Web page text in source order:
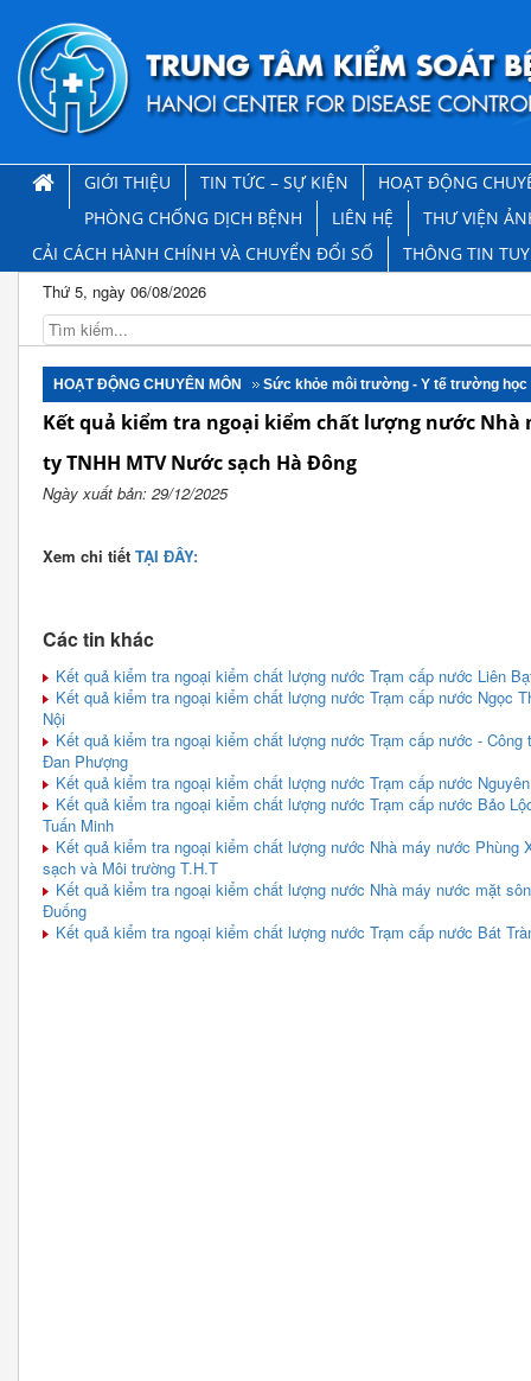
GIỚI THIỆU TIN TỨC – SỰ KIỆN
HOẠT ĐỘNG
PHÒNG CHỐNG DỊCH BỆNH
LIÊN HỆ
THƯ VIỆN
CẢI CÁCH HÀNH CHÍNH VÀ CHUYỂN ĐỔI SỐ
THÔNG TIN
Thứ 5, ngày 06/08/2026
HOẠT ĐỘNG CHUYÊN MÔN Sức khỏe môi trường - Y tế trường học
Kết quả kiểm tra ngoại kiểm chất lượng nước Nhà
ty TNHH MTV Nước sạch Hà Đông
Ngày xuất bản: 29/12/2025
Xem chi tiết TẠI ĐÂY:
Các tin khác
Kết quả kiểm tra ngoại kiểm chất lượng nước Trạm cấp nước Liên
Kết quả kiểm tra ngoại kiểm chất lượng nước Trạm cấp nước Ngọc
Nội
Kết quả kiểm tra ngoại kiểm chất lượng nước Trạm cấp nước -
Đan Phượng
Kết quả kiểm tra ngoại kiểm chất lượng nước Trạm cấp nước
Kết quả kiểm tra ngoại kiểm chất lượng nước Trạm cấp nước Bảo
Tuấn Minh
Kết quả kiểm tra ngoại kiểm chất lượng nước Nhà máy nước
sạch và Môi trường T.H.T
Kết quả kiểm tra ngoại kiểm chất lượng nước Nhà máy nước mặt
Đuống
Kết quả kiểm tra ngoại kiểm chất lượng nước Trạm cấp nước Bát